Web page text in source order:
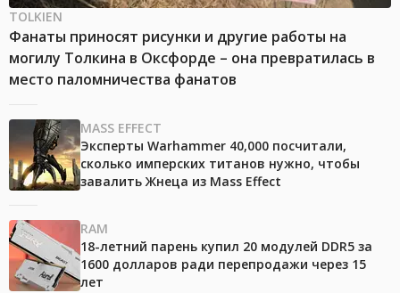
TOLKIEN
Фанаты приносят рисунки и другие работы на
могилу Толкина в Оксфорде – она превратилась в
место паломничества фанатов
MASS EFFECT
Эксперты Warhammer 40,000 посчитали,
сколько имперских титанов нужно, чтобы
завалить Жнеца из Mass Effect
RAM
18-летний парень купил 20 модулей DDR5 за
1600 долларов ради перепродажи через 15
лет